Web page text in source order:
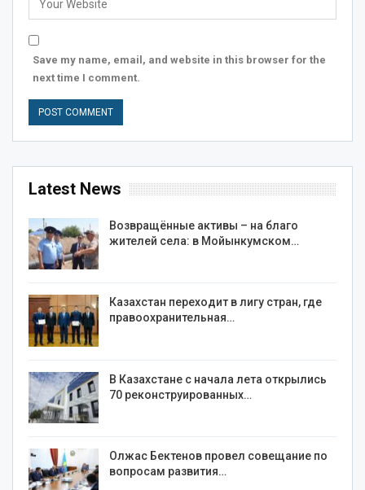
Save my name, email, and website in this browser for the
next time I comment.
Latest News
Возвращённые активы – на благо
жителей села: в Мойынкумском…
Казахстан переходит в лигу стран, где
правоохранительная…
В Казахстане с начала лета открылись
70 реконструированных…
Олжас Бектенов провел совещание по
вопросам развития…